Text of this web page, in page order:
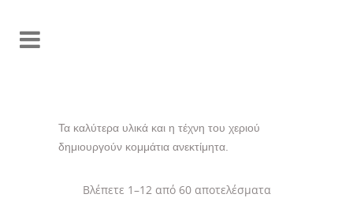
Τα καλύτερα υλικά και η τέχνη του χεριού
δημιουργούν κομμάτια ανεκτίμητα.
Βλέπετε 1–12 από 60 αποτελέσματαSorted